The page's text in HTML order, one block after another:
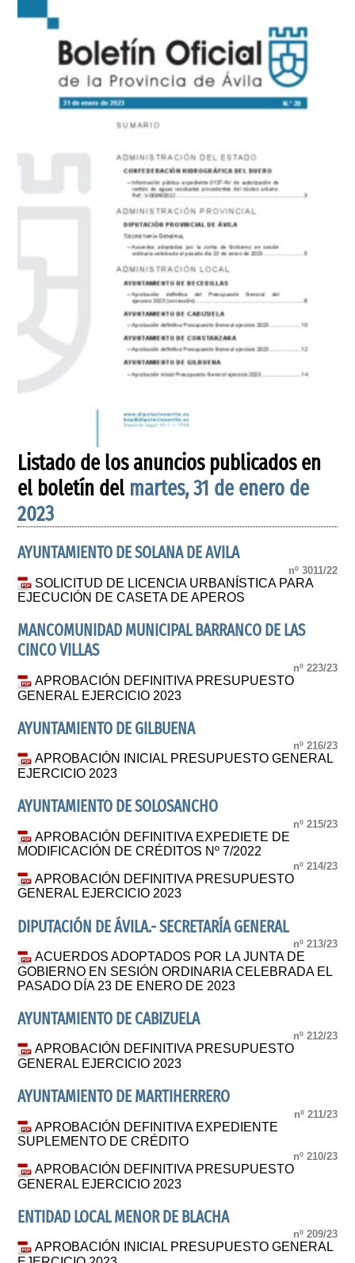
Listado de los anuncios publicados en
el boletín del martes, 31 de enero de
2023
AYUNTAMIENTO DE SOLANA DE AVILA
nº 3011/22
SOLICITUD DE LICENCIA URBANÍSTICA PARA
EJECUCIÓN DE CASETA DE APEROS
MANCOMUNIDAD MUNICIPAL BARRANCO DE LAS
CINCO VILLAS
nº 223/23
APROBACIÓN DEFINITIVA PRESUPUESTO
GENERAL EJERCICIO 2023
AYUNTAMIENTO DE GILBUENA
nº 216/23
APROBACIÓN INICIAL PRESUPUESTO GENERAL
EJERCICIO 2023
AYUNTAMIENTO DE SOLOSANCHO
nº 215/23
APROBACIÓN DEFINITIVA EXPEDIETE DE
MODIFICACIÓN DE CRÉDITOS Nº 7/2022
nº 214/23
APROBACIÓN DEFINITIVA PRESUPUESTO
GENERAL EJERCICIO 2023
DIPUTACIÓN DE ÁVILA.- SECRETARÍA GENERAL
nº 213/23
ACUERDOS ADOPTADOS POR LA JUNTA DE
GOBIERNO EN SESIÓN ORDINARIA CELEBRADA EL
PASADO DÍA 23 DE ENERO DE 2023
AYUNTAMIENTO DE CABIZUELA
nº 212/23
APROBACIÓN DEFINITIVA PRESUPUESTO
GENERAL EJERCICIO 2023
AYUNTAMIENTO DE MARTIHERRERO
nº 211/23
APROBACIÓN DEFINITIVA EXPEDIENTE
SUPLEMENTO DE CRÉDITO
nº 210/23
APROBACIÓN DEFINITIVA PRESUPUESTO
GENERAL EJERCICIO 2023
ENTIDAD LOCAL MENOR DE BLACHA
nº 209/23
APROBACIÓN INICIAL PRESUPUESTO GENERAL